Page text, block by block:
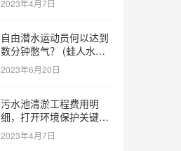
2023年4月7日
自由潜水运动员何以达到
数分钟憋气？ (蛙人水下
憋气最长多久)
2023年6月20日
污水池清淤工程费用明
细，打开环境保护关键之
门 (污水池清淤工程报价
明细)
2023年4月7日